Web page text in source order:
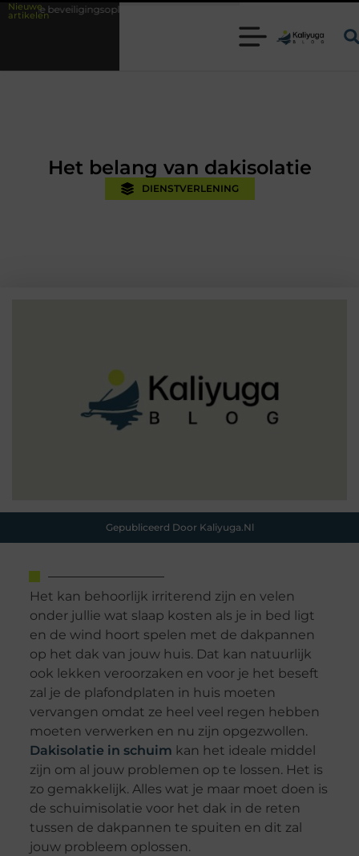
Nieuwe
artikelen met kennis uit de praktijk
Het belang van dakisolatie
DIENSTVERLENING
Gepubliceerd Door Kaliyuga.nl
Het kan behoorlijk irriterend zijn en velen
onder jullie wat slaap kosten als je in bed ligt
en de wind hoort spelen met de dakpannen
op het dak van jouw huis. Dat kan natuurlijk
ook lekken veroorzaken en voor je het beseft
zal je de plafondplaten in huis moeten
vervangen omdat ze heel veel regen hebben
moeten verwerken en nu zijn opgezwollen.
Dakisolatie in schuim kan het ideale middel
zijn om al jouw problemen op te lossen. Het is
zo gemakkelijk. Alles wat je maar moet doen is
de schuimisolatie voor het dak in de reten
tussen de dakpannen te spuiten en dit zal
jouw probleem oplossen.